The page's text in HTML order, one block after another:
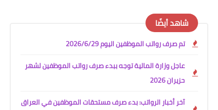
شاهد أيضًا
تم صرف رواتب الموظفين اليوم 2026/6/29
عاجل وزارة المالية توجه ببدء صرف رواتب الموظفين لشهر
حزيران 2026
آخر أخبار الرواتب: بدء صرف مستحقات الموظفين في العراق